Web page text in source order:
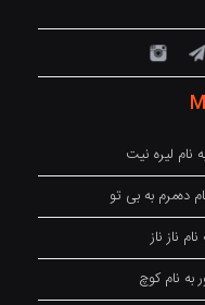
نام لیره نیت
دەمرم بە بی تو
ناز ناز
به نام کوچ